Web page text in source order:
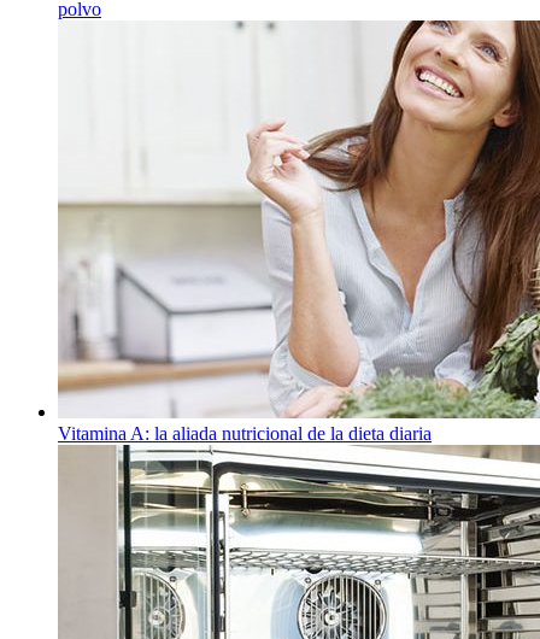
polvo
Vitamina A: la aliada nutricional de la dieta diaria